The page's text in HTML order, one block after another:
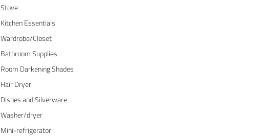
Stove
Kitchen Essentials
Wardrobe/Closet
Bathroom Supplies
Room Darkening Shades
Hair Dryer
Dishes and Silverware
Washer/dryer
Mini-refrigerator